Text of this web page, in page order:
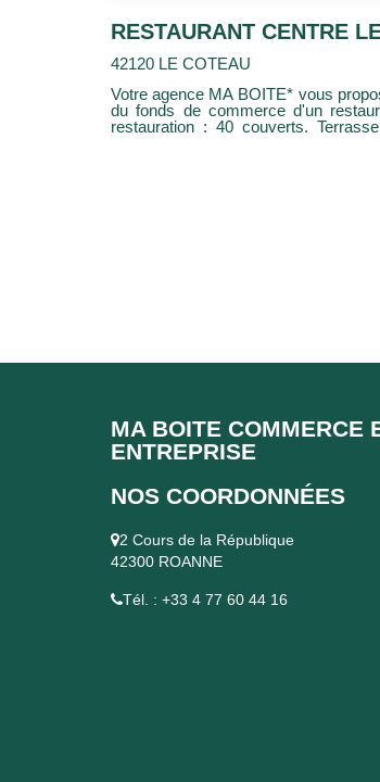
RESTAURANT CENTRE
42120 LE COTEAU
Votre agence MA BOITE* vous
du fonds de commerce d'un
restauration : 40 couverts.
MA BOITE COMMERCE
ENTREPRISE
NOS COORDONNÉES
2 Cours de la République
42300 ROANNE
Tél. : +33 4 77 60 44 16